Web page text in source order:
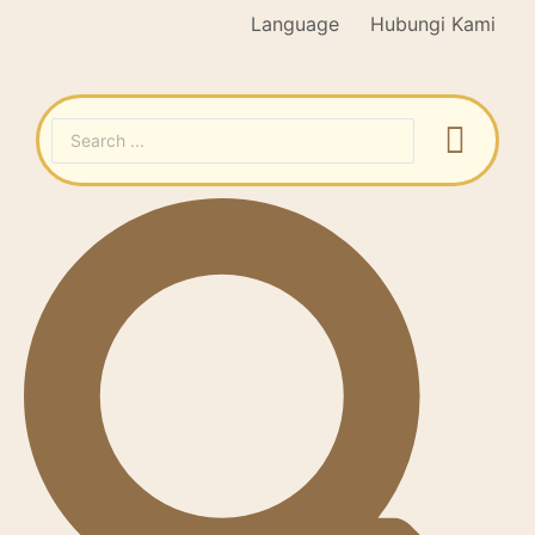
Language Hubungi Kami